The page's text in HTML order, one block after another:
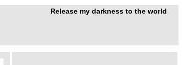
Release my darkness to the world